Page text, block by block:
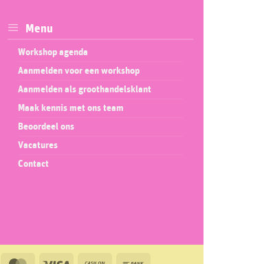
Menu
Workshop agenda
Aanmelden voor een workshop
Aanmelden als groothandelsklant
Maak kennis met ons team
Beoordeel ons
Vacatures
Contact